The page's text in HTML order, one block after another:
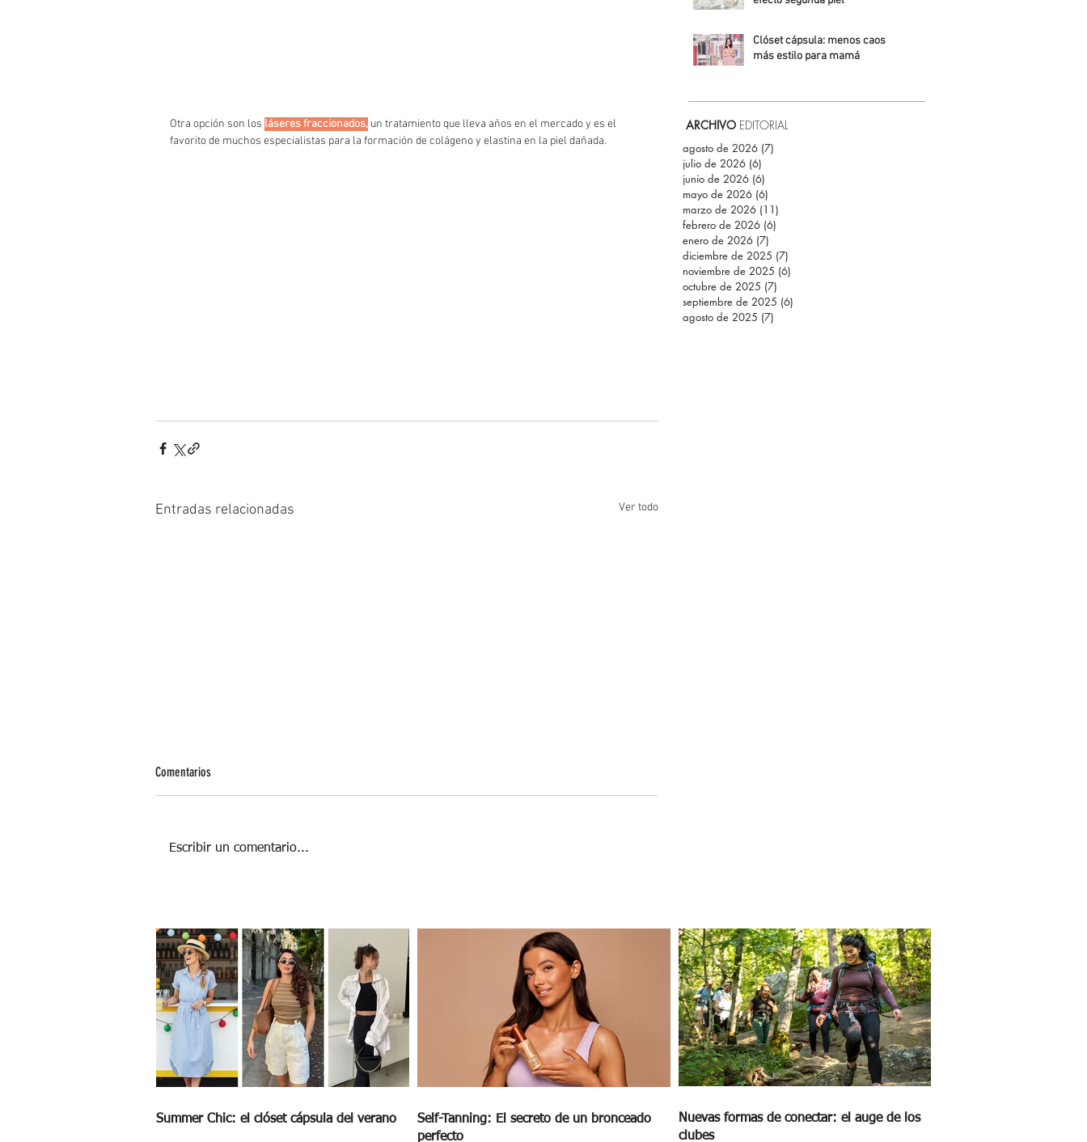
Otra opción son los láseres fraccionados, un tratamiento que lleva años en el mercado y es el
favorito de muchos especialistas para la formación de colágeno y elastina en la piel dañada.
Entradas relacionadas Ver todo
Bye bye puntos negros
Comentarios
Escribir un comentario...
Clóset cápsula: menos caos,
más estilo para mamá
ARCHIVO EDITORIAL
agosto de 2026 (7)
julio de 2026 (6)
junio de 2026 (6)
mayo de 2026 (6)
marzo de 2026 (11)
febrero de 2026 (6)
enero de 2026 (7)
diciembre de 2025 (7)
noviembre de 2025 (6)
octubre de 2025 (7)
septiembre de 2025 (6)
agosto de 2025 (7)
Summer Chic: el clóset cápsula del verano
Self-Tanning: El secreto de un bronceado
perfecto
Nuevas formas de conectar: el auge de los
clubes